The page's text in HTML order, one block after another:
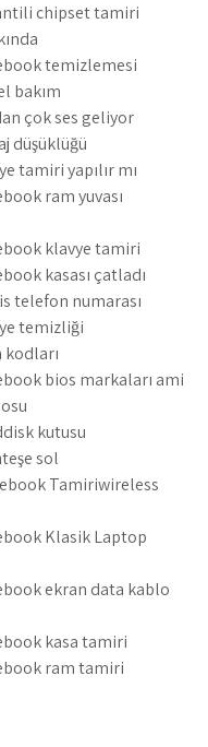
chipset tamiri
temizlemesi
bakım
çok ses geliyor
düşüklüğü
tamiri yapılır mı
ram yuvası
klavye tamiri
kasası çatladı
telefon numarası
temizliği
kodları
bios markaları ami
kutusu
sol
Tamiriwireless
Klasik Laptop
ekran data kablo
kasa tamiri
ram tamiri